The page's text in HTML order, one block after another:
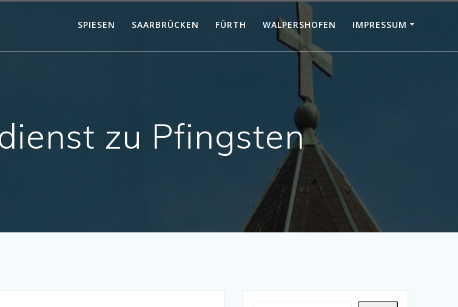
SPIESEN SAARBRÜCKEN FÜRTH WALPERSHOFEN IMPRESSUM
zu Pfingsten